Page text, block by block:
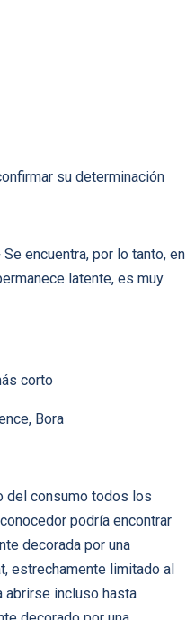
su determinación
encuentra, por lo tanto, en
latente, es muy
corto
Bora
del consumo todos los
podría encontrar
decorada por una
estrechamente limitado al
abrirse incluso hasta